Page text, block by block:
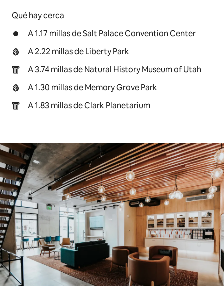
Qué hay cerca
A 1.17 millas de Salt Palace Convention Center
A 2.22 millas de Liberty Park
A 3.74 millas de Natural History Museum of Utah
A 1.30 millas de Memory Grove Park
A 1.83 millas de Clark Planetarium